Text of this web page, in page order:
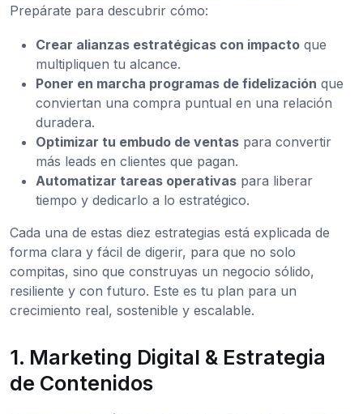
Prepárate para descubrir cómo:
Crear alianzas estratégicas con impacto que
multipliquen tu alcance.
Poner en marcha programas de fidelización que
conviertan una compra puntual en una relación
duradera.
Optimizar tu embudo de ventas para convertir
más leads en clientes que pagan.
Automatizar tareas operativas para liberar
tiempo y dedicarlo a lo estratégico.
Cada una de estas diez estrategias está explicada de
forma clara y fácil de digerir, para que no solo
compitas, sino que construyas un negocio sólido,
resiliente y con futuro. Este es tu plan para un
crecimiento real, sostenible y escalable.
1. Marketing Digital & Estrategia
de Contenidos